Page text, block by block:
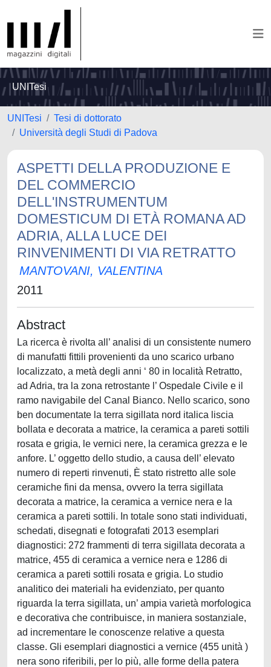
UNITesi
UNITesi
Tesi di dottorato
Università degli Studi di Padova
ASPETTI DELLA PRODUZIONE E
DEL COMMERCIO
DELL'INSTRUMENTUM
DOMESTICUM DI ETÀ ROMANA AD
ADRIA, ALLA LUCE DEI
RINVENIMENTI DI VIA RETRATTO
MANTOVANI, VALENTINA
2011
Abstract
La ricerca è rivolta all’ analisi di un consistente numero
di manufatti fittili provenienti da uno scarico urbano
localizzato, a metà degli anni ‘ 80 in località Retratto,
ad Adria, tra la zona retrostante l’ Ospedale Civile e il
ramo navigabile del Canal Bianco. Nello scarico, sono
ben documentate la terra sigillata nord italica liscia
bollata e decorata a matrice, la ceramica a pareti sottili
rosata e grigia, le vernici nere, la ceramica grezza e le
anfore. L’ oggetto dello studio, a causa dell’ elevato
numero di reperti rinvenuti, È stato ristretto alle sole
ceramiche fini da mensa, ovvero la terra sigillata
decorata a matrice, la ceramica a vernice nera e la
ceramica a pareti sottili. In totale sono stati individuati,
schedati, disegnati e fotografati 2013 esemplari
diagnostici: 272 frammenti di terra sigillata decorata a
matrice, 455 di ceramica a vernice nera e 1286 di
ceramica a pareti sottili rosata e grigia. Lo studio
analitico dei materiali ha evidenziato, per quanto
riguarda la terra sigillata, un’ ampia varietà morfologica
e decorativa che contribuisce, in maniera sostanziale,
ad incrementare le conoscenze relative a questa
classe. Gli esemplari diagnostici a vernice (455 unità )
nera sono riferibili, per lo più, alle forme della patera